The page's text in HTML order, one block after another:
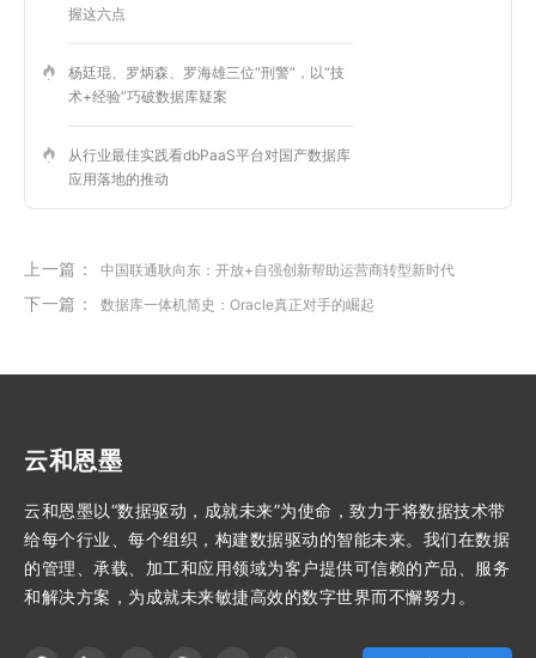
握这六点
杨廷琨、罗炳森、罗海雄三位“刑警”，以“技
术+经验”巧破数据库疑案
从行业最佳实践看dbPaaS平台对国产数据库
应用落地的推动
上一篇： 中国联通耿向东：开放+自强创新帮助运营商转型新时代
下一篇： 数据库一体机简史：Oracle真正对手的崛起
云和恩墨
云和恩墨以“数据驱动，成就未来”为使命，致力于将数据技术带
给每个行业、每个组织，构建数据驱动的智能未来。我们在数据
的管理、承载、加工和应用领域为客户提供可信赖的产品、服务
和解决方案，为成就未来敏捷高效的数字世界而不懈努力。